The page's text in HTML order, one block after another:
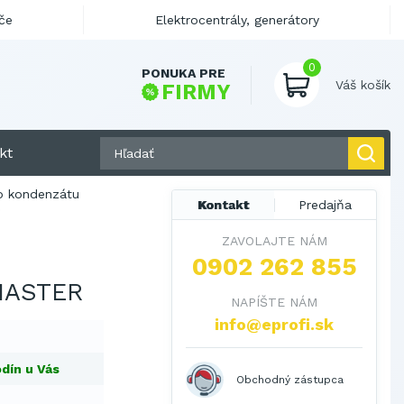
PONUKA PRE
FIRMY
0
Váš košík
kondenzátu
u Vás
Kontakt Predajňa
ZAVOLAJTE NÁM
0902 262 855
NAPÍŠTE NÁM
info@eprofi.sk
Obchodný zástupca
Elektrocentrály, generátory